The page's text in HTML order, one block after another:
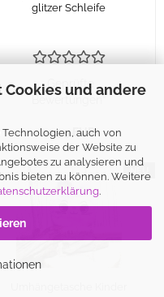
und andere
auch von
der Website zu
zu analysieren und
bieten zu können. Weitere
.
glitzer Schleife
„Geprüfte
12,99 EUR
NEU